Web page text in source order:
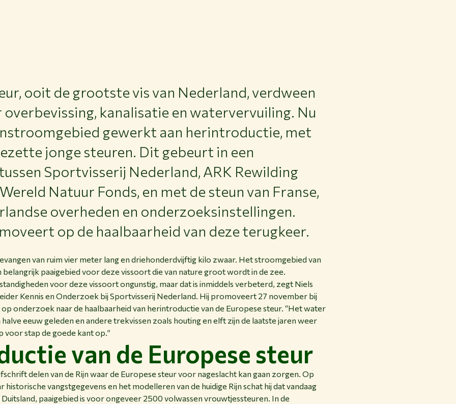
ooit de grootste vis van Nederland, verdween
kanalisatie en watervervuiling. Nu
gewerkt aan herintroductie, met
jonge steuren. Dit gebeurt in een
Sportvisserij Nederland, ARK Rewilding
Natuur Fonds, en met de steun van Franse,
overheden en onderzoeksinstellingen.
op de haalbaarheid van deze terugkeer.
van ruim vier meter lang en driehonderdvijftig kilo zwaar. Het stroomgebied van
belangrijk paaigebied voor deze vissoort die van nature groot wordt in de zee.
voor deze vissoort ongunstig, maar dat is inmiddels verbeterd, zegt Niels
Kennis en Onderzoek bij Sportvisserij Nederland. Hij promoveert 27 november bij
onderzoek naar de haalbaarheid van herintroductie van de Europese steur. “Het water
halve eeuw geleden en andere trekvissen zoals houting en elft zijn de laatste jaren weer
voor stap de goede kant op.”
van de Europese steur
delen van de Rijn waar de Europese steur voor nageslacht kan gaan zorgen. Op
vangstgegevens en het modelleren van de huidige Rijn schat hij dat vandaag
paaigebied is voor ongeveer 2500 volwassen vrouwtjessteuren. In de